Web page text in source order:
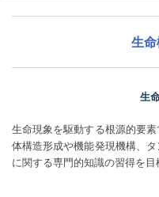
生
生
生命現象を駆動する根源的要
体構造形成や機能発現機構、
に関する専門的知識の習得を目